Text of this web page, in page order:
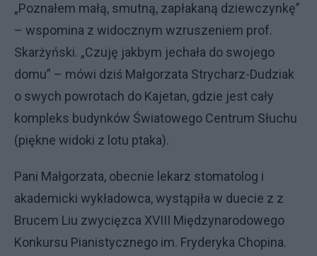
„Poznałem małą, smutną, zapłakaną dziewczynkę”
– wspomina z widocznym wzruszeniem prof.
Skarżyński. „Czuję jakbym jechała do swojego
domu” – mówi dziś Małgorzata Strycharz-Dudziak
o swych powrotach do Kajetan, gdzie jest cały
kompleks budynków Światowego Centrum Słuchu
(piękne widoki z lotu ptaka).
Pani Małgorzata, obecnie lekarz stomatolog i
akademicki wykładowca, wystąpiła w duecie z z
Brucem Liu zwycięzca XVIII Międzynarodowego
Konkursu Pianistycznego im. Fryderyka Chopina.